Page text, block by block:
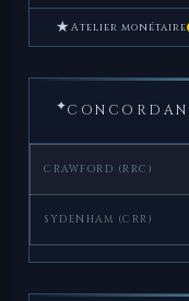
★ Atelier monétaire
✦
CRAWFORD (RRC)
SYDENHAM (CRR)